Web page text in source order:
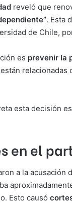
reveló que
. Esta
de Chile,
es prevenir la
esta decisión
en el
a la
Esto causó